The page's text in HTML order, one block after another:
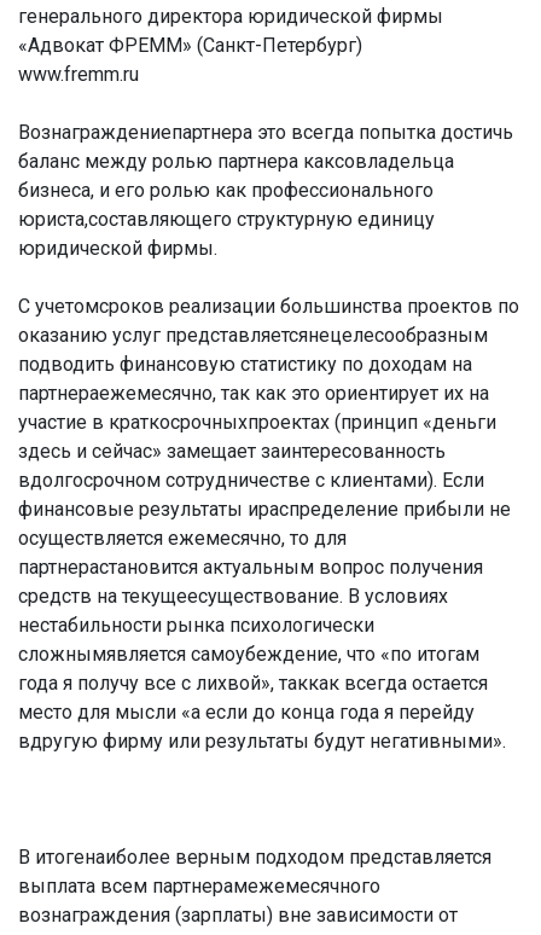
генерального директора юридической фирмы
«Адвокат ФРЕММ» (Санкт-Петербург)
www.fremm.ru
Вознаграждениепартнера это всегда попытка достичь
баланс между ролью партнера каксовладельца
бизнеса, и его ролью как профессионального
юриста,составляющего структурную единицу
юридической фирмы.
С учетомсроков реализации большинства проектов по
оказанию услуг представляетсянецелесообразным
подводить финансовую статистику по доходам на
партнераежемесячно, так как это ориентирует их на
участие в краткосрочныхпроектах (принцип «деньги
здесь и сейчас» замещает заинтересованность
вдолгосрочном сотрудничестве с клиентами). Если
финансовые результаты ираспределение прибыли не
осуществляется ежемесячно, то для
партнерастановится актуальным вопрос получения
средств на текущеесуществование. В условиях
нестабильности рынка психологически
сложнымявляется самоубеждение, что «по итогам
года я получу все с лихвой», таккак всегда остается
место для мысли «а если до конца года я перейду
вдругую фирму или результаты будут негативными».
В итогенаиболее верным подходом представляется
выплата всем партнерамежемесячного
вознаграждения (зарплаты) вне зависимости от